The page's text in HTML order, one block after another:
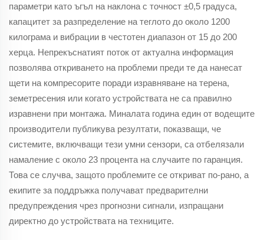
параметри като ъгъл на наклона с точност ±0,5 градуса,
капацитет за разпределение на теглото до около 1200
килограма и вибрации в честотен диапазон от 15 до 200
херца. Непрекъснатият поток от актуална информация
позволява откриването на проблеми преди те да нанесат
щети на компресорите поради изравняване на терена,
земетресения или когато устройствата не са правилно
изравнени при монтажа. Миналата година един от водещите
производители публикува резултати, показващи, че
системите, включващи тези умни сензори, са отбелязали
намаление с около 23 процента на случаите по гаранция.
Това се случва, защото проблемите се откриват по-рано, а
екипите за поддръжка получават предварителни
предупреждения чрез прогнозни сигнали, изпращани
директно до устройствата на техниците.